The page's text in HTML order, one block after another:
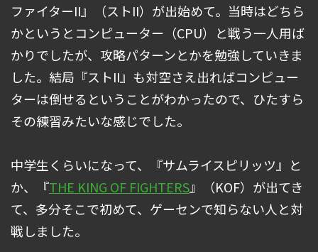
ファイターII』（ストII）が出始めて。当時はどちら
かというとコンピューター（CPU）と戦う一人用ば
かりでしたが、攻略パターンとかを勉強していきま
した。結局『ストII』も対空さえ出ればコンピュー
ターは倒せるということがわかったので、ひたすら
その練習みたいな感じでした。
中学生くらいになって、『サムライスピリッツ』と
か、『THE KING OF FIGHTERS』（KOF）が出てき
て、多分そこで初めて、ゲーセンで知らない人と対
戦しました。